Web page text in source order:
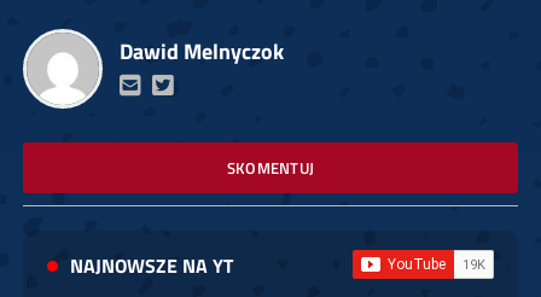
Dawid Melnyczok
SKOMENTUJ
NAJNOWSZE NA YT